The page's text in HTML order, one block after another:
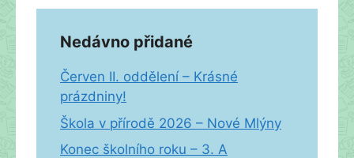
Nedávno přidané
Červen II. oddělení – Krásné
prázdniny!
Škola v přírodě 2026 – Nové Mlýny
Konec školního roku – 3. A